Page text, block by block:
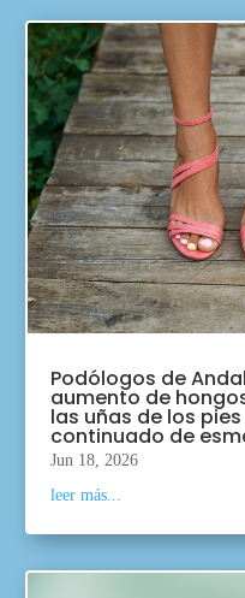
Podólogos de
aumento de
las uñas de los
continuado de
Jun 18, 2026
leer más...